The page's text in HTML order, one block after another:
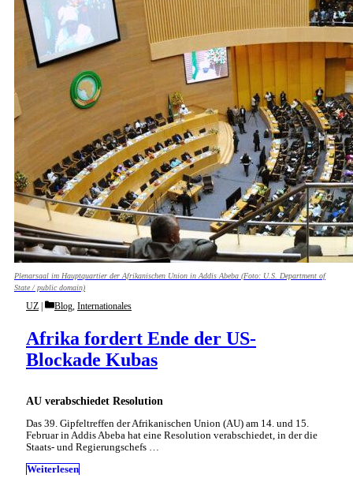
Plenarsaal im Hauptquartier der Afrikanischen Union in Addis Abeba (Foto: U.S. Department of
State / public domain)
AU verabschiedet Resolution
Afrika fordert Ende der US-
Blockade Kubas
UZ Categories
Blog Internationales
Das 39. Gipfeltreffen der Afrikanischen Union (AU) am 14. und 15.
Februar in Addis Abeba hat eine Resolution verabschiedet, in der die
Staats- und Regierungschefs …
Weiterlesen